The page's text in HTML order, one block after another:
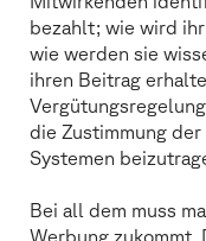
bezahlt; wie wird
wie werden sie
ihren Beitrag
die Zustimmung
Systemen
Bei all dem muss
Werbung zukommt.